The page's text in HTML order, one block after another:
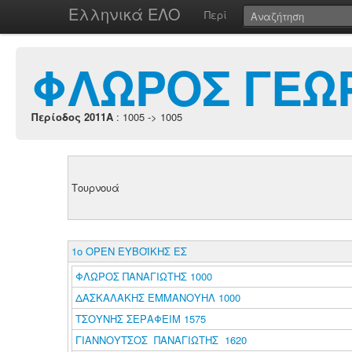
Ελληνικά ΕΛΟ Περί
ΦΛΩΡΟΣ
Περίοδος 2011A : 1005 -> 1005
Τουρνουά
1ο ΟΡΕΝ ΕΥΒΟΪΚΗΣ ΕΣ
ΦΛΩΡΟΣ ΠΑΝΑΓΙΩΤΗΣ 1000
ΔΑΣΚΑΛΑΚΗΣ ΕΜΜΑΝΟΥΗΛ 1000
ΤΣΟΥΝΗΣ ΣΕΡΑΦΕΙΜ 1575
ΓΙΑΝΝΟΥΤΣΟΣ ΠΑΝΑΓΙΩΤΗΣ 1620